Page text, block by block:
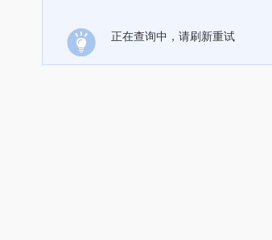
正在查询中，请刷新重试